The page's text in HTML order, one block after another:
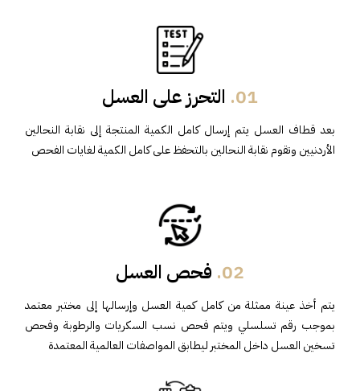
01. التحرز على العسل
بعد قطاف العسل يتم إرسال كامل الكمية المنتجة إلى نقابة النحالين
الأردنيين وتقوم نقابة النحالين بالتحفظ على كامل الكمية لغايات الفحص
02. فحص العسل
يتم أخذ عينة ممثلة من كامل كمية العسل وإرسالها إلى مختبر معتمد
بموجب رقم تسلسلي ويتم فحص نسب السكريات والرطوبة وفحص
تسخين العسل داخل المختبر ليطابق المواصفات العالمية المعتمدة